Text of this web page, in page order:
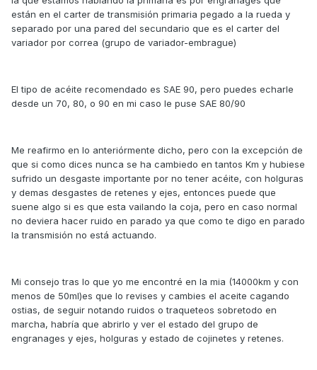
están en el carter de transmisión primaria pegado a la rueda y
separado por una pared del secundario que es el carter del
variador por correa (grupo de variador-embrague)
El tipo de acéite recomendado es SAE 90, pero puedes echarle
desde un 70, 80, o 90 en mi caso le puse SAE 80/90
Me reafirmo en lo anteriórmente dicho, pero con la excepción de
que si como dices nunca se ha cambiedo en tantos Km y hubiese
sufrido un desgaste importante por no tener acéite, con holguras
y demas desgastes de retenes y ejes, entonces puede que
suene algo si es que esta vailando la coja, pero en caso normal
no deviera hacer ruido en parado ya que como te digo en parado
la transmisión no está actuando.
Mi consejo tras lo que yo me encontré en la mia (14000km y con
menos de 50ml)es que lo revises y cambies el aceite cagando
ostias, de seguir notando ruidos o traqueteos sobretodo en
marcha, habría que abrirlo y ver el estado del grupo de
engranages y ejes, holguras y estado de cojinetes y retenes.